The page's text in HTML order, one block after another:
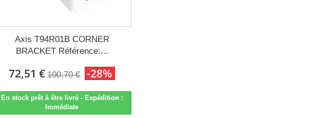
Axis T94R01B CORNER
BRACKET Référence:...
72,51 € 100,70 € -28%
En stock prêt à être livré - Expédition :
Immédiate